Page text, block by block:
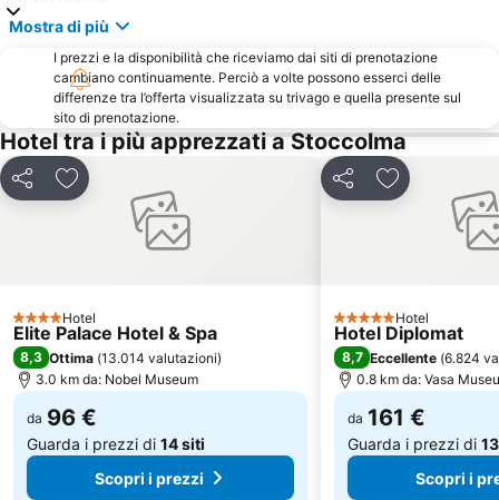
Parco Berzelius
Gustaf Vasa kyrka
Tele2 Arena
Enskede-Årsta-Vantör
Stockholm Waterfront Congress Centre
Cordon Bleu
Hötorget
Hägersten-Liljeholmen
Stureplan
Stockholm sightseeing
Nybrokajen 11
Vaxholmsbåtarna
Mostra di più
I prezzi e la disponibilità che riceviamo dai siti di prenotazione
cambiano continuamente. Perciò a volte possono esserci delle
differenze tra l’offerta visualizzata su trivago e quella presente sul
sito di prenotazione.
Hotel tra i più apprezzati a Stoccolma
CondividiAggiungi ai preferiti
4 StelleHotel
Elite Palace Hotel & Spa
8,3 Ottima (13.014 valutazioni)
3.0 km da: Nobel Museum
da 96 €
Guarda i prezzi di 14 siti
Scopri i prezzi
CondividiAggiungi ai
5 Stelle Hotel
Hotel Diplomat
8,7 Eccellente (6.824
0.8 km da: Vasa
da 161 €
Guarda i prezzi di
Scopri i